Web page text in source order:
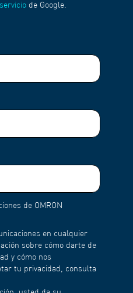
de Google.
de OMRON
en cualquier
sobre cómo darte de
y cómo nos
tu privacidad, consulta